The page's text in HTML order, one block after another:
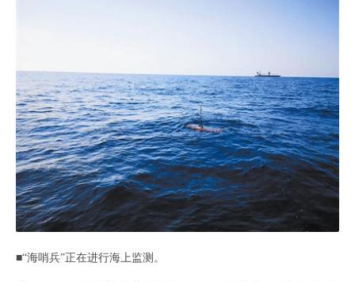
■“海哨兵”正在进行海上监测。